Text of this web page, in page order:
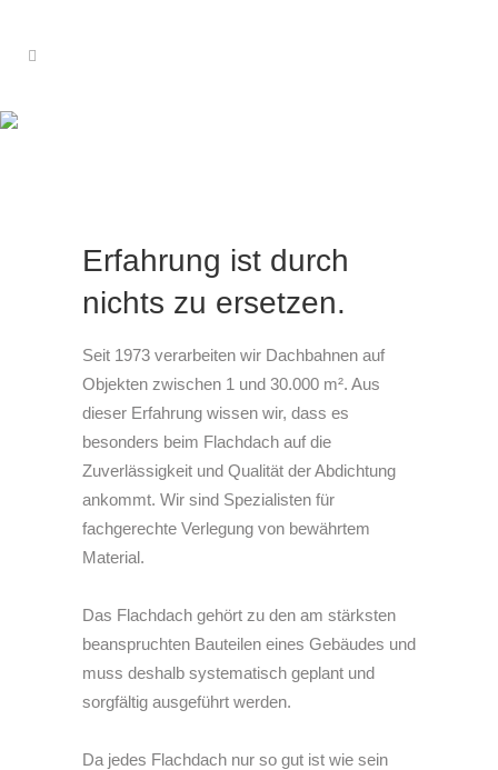
Erfahrung ist durch
nichts zu ersetzen.
Seit 1973 verarbeiten wir Dachbahnen auf
Objekten zwischen 1 und 30.000 m². Aus
dieser Erfahrung wissen wir, dass es
besonders beim Flachdach auf die
Zuverlässigkeit und Qualität der Abdichtung
ankommt. Wir sind Spezialisten für
fachgerechte Verlegung von bewährtem
Material.
Das Flachdach gehört zu den am stärksten
beanspruchten Bauteilen eines Gebäudes und
muss deshalb systematisch geplant und
sorgfältig ausgeführt werden.
Da jedes Flachdach nur so gut ist wie sein